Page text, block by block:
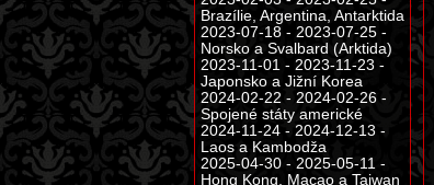
Brazílie, Argentina, Antarktida
2023-07-18 - 2023-07-25 -
Norsko a Svalbard (Arktida)
2023-11-01 - 2023-11-23 -
Japonsko a Jižní Korea
2024-02-22 - 2024-02-26 -
Spojené státy americké
2024-11-24 - 2024-12-13 -
Laos a Kambodža
2025-04-30 - 2025-05-11 -
Hong Kong, Macao a Taiwan